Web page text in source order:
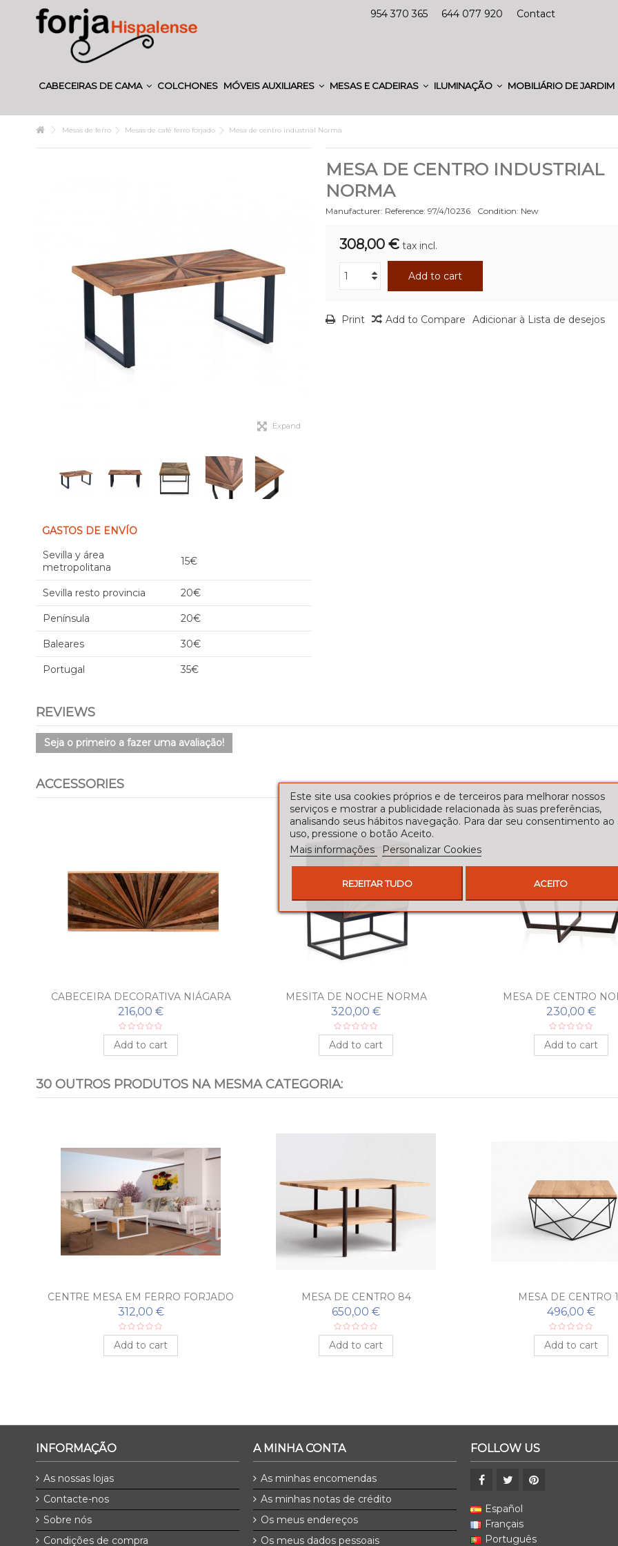
954 370 365 644 077 920 Contact
CABECEIRAS DE CAMA COLCHONES MÓVEIS AUXILIARES MESAS E CADEIRAS ILUMINAÇÃO MOBILIÁRIO DE JARDIM
Mesas de ferro Mesas de café ferro forjado Mesa de centro industrial Norma
Expand
GASTOS DE ENVÍO
Sevilla y área
metropolitana
15€
Sevilla resto provincia 20€
Península 20€
Baleares 30€
Portugal 35€
MESA DE CENTRO INDUSTRIAL
NORMA
Manufacturer: Reference: 97/4/10236 Condition: New
308,00 € tax incl.
Add to cart
Print Add to Compare Adicionar à Lista de desejos
REVIEWS
Seja o primeiro a fazer uma avaliação!
ACCESSORIES
CABECEIRA DECORATIVA NIÁGARA
216,00 €
Add to cart
MESITA DE NOCHE NORMA
320,00 €
Add to cart
MESA DE CENTRO
230,00 €
Add to cart
30 OUTROS PRODUTOS NA MESMA CATEGORIA:
CENTRE MESA EM FERRO FORJADO
ANTEQUERA
312,00 €
Add to cart
MESA DE CENTRO 84
650,00 €
Add to cart
MESA DE CENTRO
496,00 €
Add to cart
INFORMAÇÃO
As nossas lojas
Contacte-nos
Sobre nós
Condições de compra
A MINHA CONTA
As minhas encomendas
As minhas notas de crédito
Os meus endereços
Os meus dados pessoais
FOLLOW US
Español
Français
Português
Este site usa cookies próprios e de terceiros para melhorar nossos
serviços e mostrar a publicidade relacionada às suas preferências,
analisando seus hábitos navegação. Para dar seu consentimento ao
uso, pressione o botão Aceito.
Mais informações
Personalizar Cookies
REJEITAR TUDO ACEITO